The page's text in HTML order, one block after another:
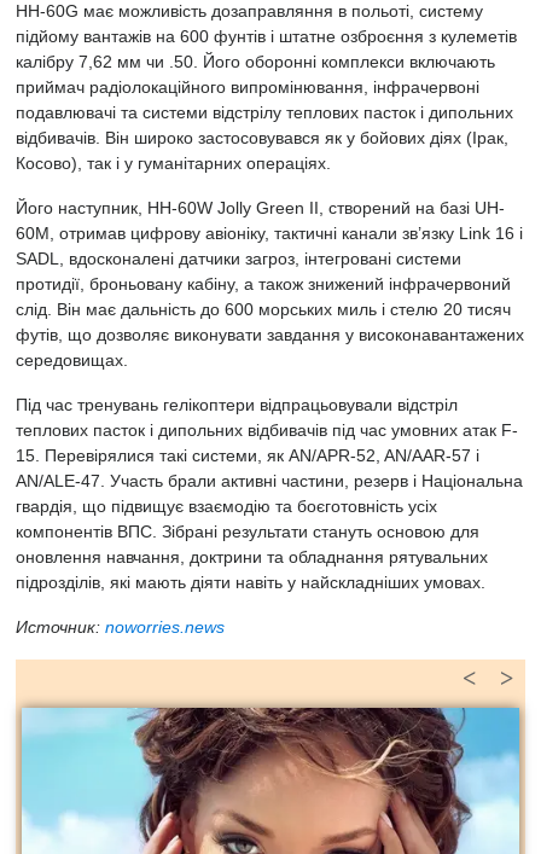
HH-60G має можливість дозаправляння в польоті, систему
підйому вантажів на 600 фунтів і штатне озброєння з кулеметів
калібру 7,62 мм чи .50. Його оборонні комплекси включають
приймач радіолокаційного випромінювання, інфрачервоні
подавлювачі та системи відстрілу теплових пасток і дипольних
відбивачів. Він широко застосовувався як у бойових діях (Ірак,
Косово), так і у гуманітарних операціях.
Його наступник, HH-60W Jolly Green II, створений на базі UH-
60M, отримав цифрову авіоніку, тактичні канали зв’язку Link 16 і
SADL, вдосконалені датчики загроз, інтегровані системи
протидії, броньовану кабіну, а також знижений інфрачервоний
слід. Він має дальність до 600 морських миль і стелю 20 тисяч
футів, що дозволяє виконувати завдання у високонавантажених
середовищах.
Під час тренувань гелікоптери відпрацьовували відстріл
теплових пасток і дипольних відбивачів під час умовних атак F-
15. Перевірялися такі системи, як AN/APR-52, AN/AAR-57 і
AN/ALE-47. Участь брали активні частини, резерв і Національна
гвардія, що підвищує взаємодію та боєготовність усіх
компонентів ВПС. Зібрані результати стануть основою для
оновлення навчання, доктрини та обладнання рятувальних
підрозділів, які мають діяти навіть у найскладніших умовах.
Источник: noworries.news
>
<